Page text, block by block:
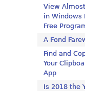
View
in Windows
Free
A Fond
Find and
Your
App
Is 2018 the